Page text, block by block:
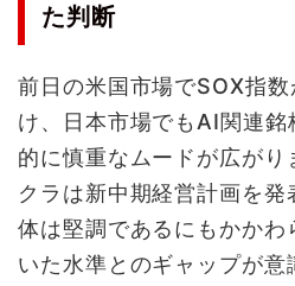
た判断
前日の米国市場でSOX指
け、日本市場でもAI関連
的に慎重なムードが広が
クラは新中期経営計画を発
体は堅調であるにもかかわ
いた水準とのギャップが